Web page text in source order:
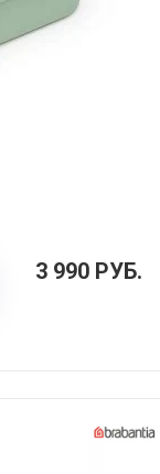
3 990 РУБ.